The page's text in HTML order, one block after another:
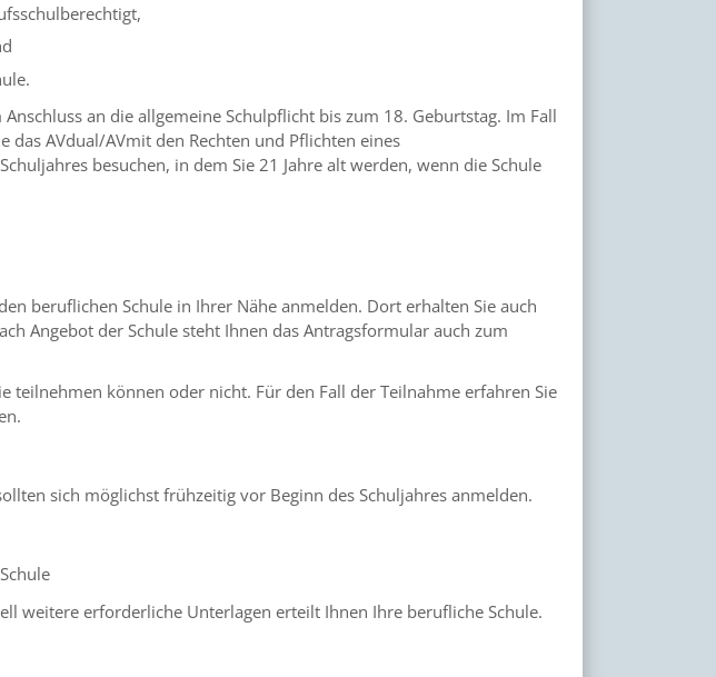
an die allgemeine Schulpflicht bis zum 18. Geburtstag. Im Fall
das AVdual/AVmit den Rechten und Pflichten eines
besuchen, in dem Sie 21 Jahre alt werden, wenn die Schule
beruflichen Schule in Ihrer Nähe anmelden. Dort erhalten Sie auch
Angebot der Schule steht Ihnen das Antragsformular auch zum
teilnehmen können oder nicht. Für den Fall der Teilnahme erfahren Sie
sich möglichst frühzeitig vor Beginn des Schuljahres anmelden.
weitere erforderliche Unterlagen erteilt Ihnen Ihre berufliche Schule.